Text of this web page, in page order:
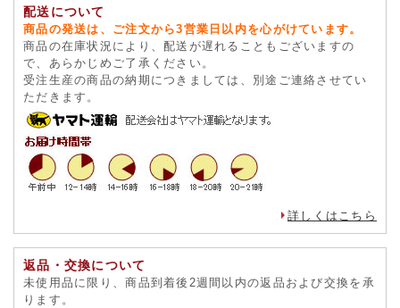
配送について
商品の発送は、ご注文から3営業日以内を心がけています。
商品の在庫状況により、配送が遅れることもございますの
で、あらかじめご了承ください。
受注生産の商品の納期につきましては、別途ご連絡させてい
ただきます。
詳しくはこちら
返品・交換について
未使用品に限り、商品到着後2週間以内の返品および交換を承
ります。